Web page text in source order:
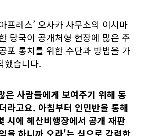
프레스’ 오사카 사무소의 이시마
당국이 공개처형 현장에 많은 주
포 통치를 위한 수단과 방법을 가
했습니다.
은 사람들에게 보여주기 위해 동
라고요. 아침부터 인민반을 통해
시에 혜산비행장에서 공개 재판